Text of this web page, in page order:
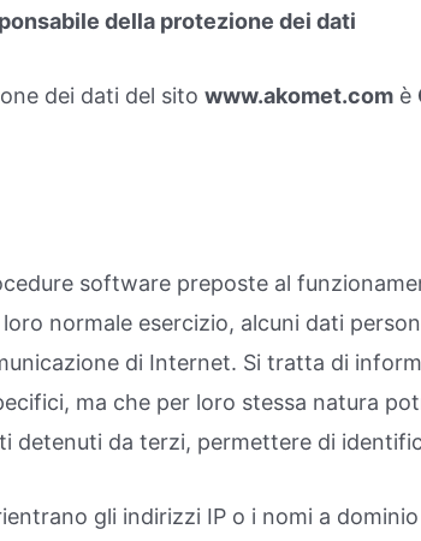
della protezione dei dati
dei dati del sito www.akomet.comè
software preposte al
normale esercizio, alcuni dati
di Internet. Si tratta di
ma che per loro stessa natura
detenuti da terzi, permettere di
gli indirizzi IP o i nomi a